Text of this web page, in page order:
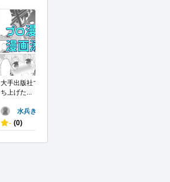
大手出版社で連載9本立
ち上げた...
水兵きき
- (0)